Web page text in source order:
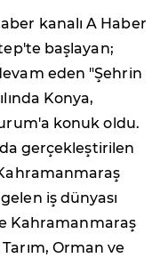
kanalı A Haber
başlayan;
eden "Şehrin
Konya,
konuk oldu.
gerçekleştirilen
iş dünyası
Kahramanmaraş
Orman ve